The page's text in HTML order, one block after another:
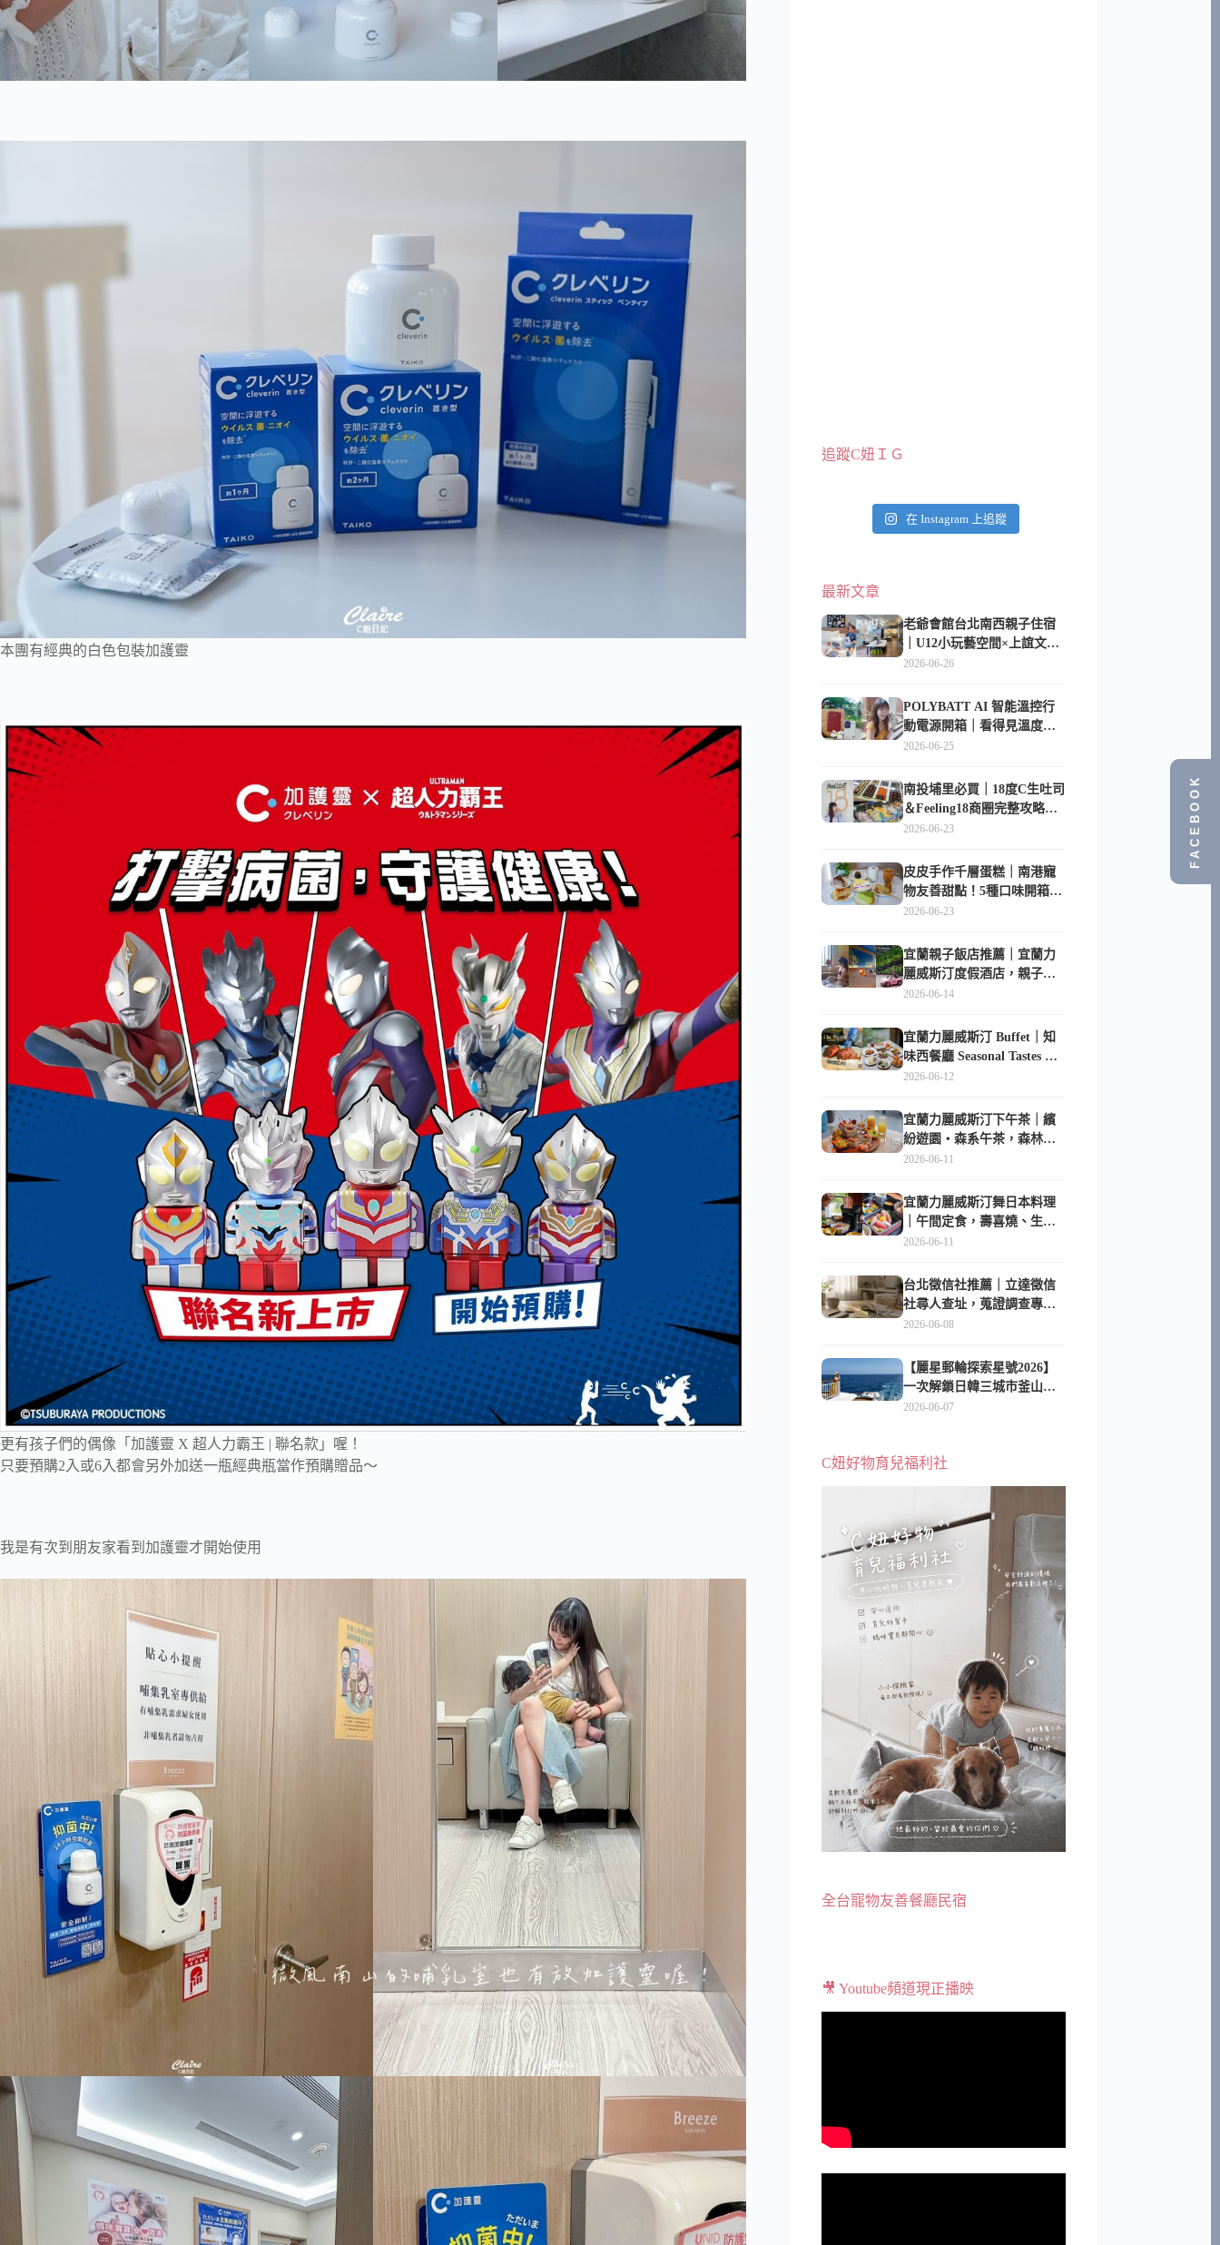
本團有經典的白色包裝加護靈
更有孩子們的偶像「加護靈 X 超人力霸王 | 聯名款」喔！
只要預購2入或6入都會另外加送一瓶經典瓶當作預購贈品～
我是有次到朋友家看到加護靈才開始使用
追蹤C妞ＩＧ
在 Instagram 上追蹤
最新文章
老爺會館台北南西親子住宿
｜U12小玩藝空間×上誼文
化，暑假帶孩子這樣玩
2026-06-26
POLYBATT AI 智能溫控行
動電源開箱｜看得見溫度與
電量，外出更安心的
2026-06-25
南投埔里必買｜18度C生吐司
＆Feeling18商圈完整攻略，
在地人帶路這樣逛
2026-06-23
皮皮手作千層蛋糕｜南港寵
物友善甜點！5種口味開箱，
比Lady M便宜一半的台北隱
2026-06-23
宜蘭親子飯店推薦｜宜蘭力
麗威斯汀度假酒店，親子
房、Buffet、泳池、兒童俱樂
2026-06-14
宜蘭力麗威斯汀 Buffet｜知
味西餐廳 Seasonal Tastes 晚
餐早餐吃什麼？
2026-06-12
宜蘭力麗威斯汀下午茶｜繽
紛遊園・森系午茶，森林系
甜點超好拍
2026-06-11
宜蘭力麗威斯汀舞日本料理
｜午間定食，壽喜燒、生魚
片與日式包廂空間
2026-06-11
台北徵信社推薦｜立達徵信
社尋人查址，蒐證調查專家
陪你找回失聯的家人
2026-06-08
【麗星郵輪探索星號2026】
一次解鎖日韓三城市釜山、
長崎、那霸｜餐點升級、表
2026-06-07
C妞好物育兒福利社
全台寵物友善餐廳民宿
🎥 Youtube頻道現正播映
FACEBOOK